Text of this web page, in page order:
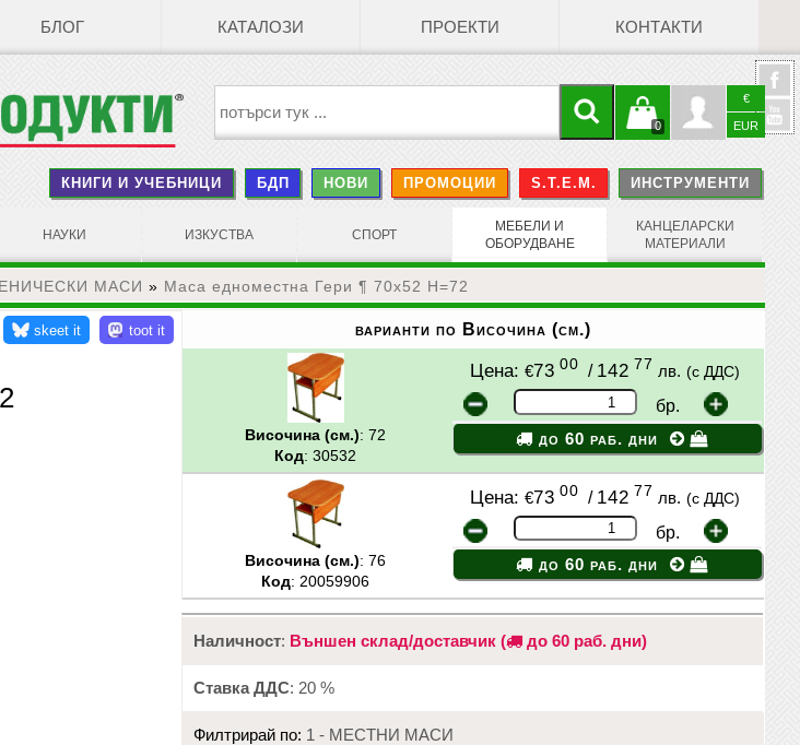
БЛОГ КАТАЛОЗИ ПРОЕКТИ КОНТАКТИ
€
EUR
Профил
0
Кошницата
е празна
КНИГИ И УЧЕБНИЦИ БДП НОВИ ПРОМОЦИИ S.T.E.M. ИНСТРУМЕНТИ
НАУКИ ИЗКУСТВА СПОРТ
МЕБЕЛИ И
ОБОРУДВАНЕ
КАНЦЕЛАРСКИ
МАТЕРИАЛИ
МАСИ » Маса едноместна Гери ¶ 70х52 Н=72
варианти по Височина (см.)
Височина (см.): 72
Код: 30532
Цена: €73 00 / 142 77 лв. (с ДДС)
бр.
до 60 раб. дни
Височина (см.): 76
Код: 20059906
Цена: €73 00 / 142 77 лв. (с ДДС)
бр.
до 60 раб. дни
Наличност: Външен склад/доставчик ( до 60 раб. дни)
Ставка ДДС: 20 %
Филтрирай по: 1 - МЕСТНИ МАСИ